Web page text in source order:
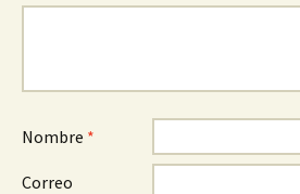
Nombre *
Correo